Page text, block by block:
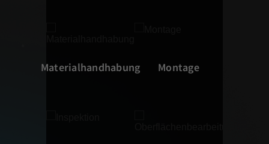
Materialhandhabung Montage